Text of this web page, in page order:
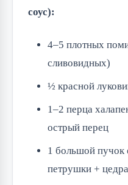
соус):
4–5 плотных
сливовидных)
½ красной
1–2 перца
острый перец
1 большой пучок
петрушки +